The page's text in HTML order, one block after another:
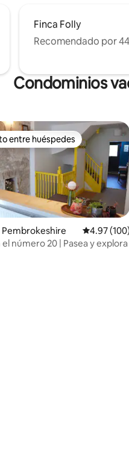
Finca Folly
Recomendado por
Condominios
huéspedes preferido
entre huéspedes
4.97
número 20 | Pasea y explora